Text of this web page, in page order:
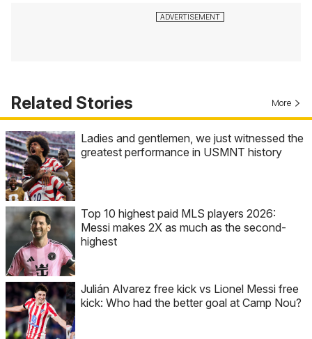
Related Stories More
Ladies and gentlemen, we just witnessed the
greatest performance in USMNT history
Top 10 highest paid MLS players 2026:
Messi makes 2X as much as the second-
highest
Julián Alvarez free kick vs Lionel Messi free
kick: Who had the better goal at Camp Nou?